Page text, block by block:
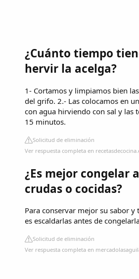
¿Cuánto tiempo
hervir la acelga?
1- Cortamos y limpiamos bien
del grifo. 2.- Las colocamos en
con agua hirviendo con sal y las
15 minutos.
Solicitud de eliminación
Ver respuesta completa en
¿Es mejor congelar
crudas o cocidas?
Para conservar mejor su sabor y
es escaldarlas antes de
Solicitud de eliminación
Ver respuesta completa en